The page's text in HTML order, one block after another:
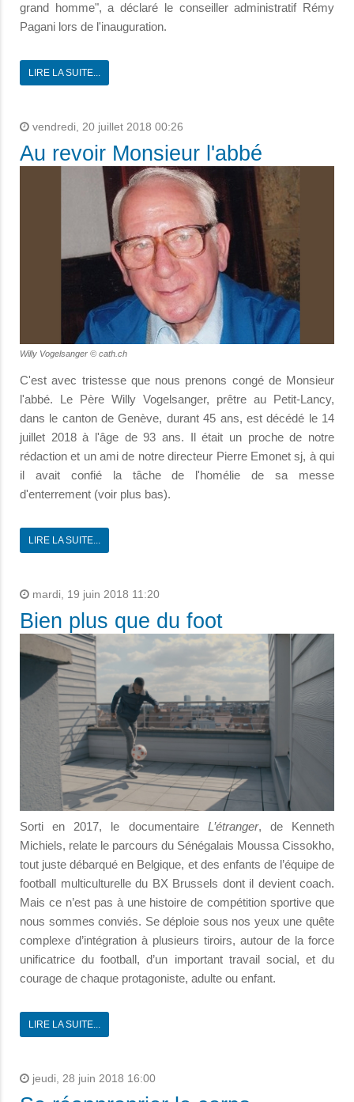
grand homme", a déclaré le conseiller administratif Rémy
Pagani lors de l'inauguration.
LIRE LA SUITE...
vendredi, 20 juillet 2018 00:26
Au revoir Monsieur l'abbé
Willy Vogelsanger © cath.ch
C'est avec tristesse que nous prenons congé de Monsieur
l'abbé. Le Père Willy Vogelsanger, prêtre au Petit-Lancy,
dans le canton de Genève, durant 45 ans, est décédé le 14
juillet 2018 à l'âge de 93 ans. Il était un proche de notre
rédaction et un ami de notre directeur Pierre Emonet sj, à qui
il avait confié la tâche de l'homélie de sa messe
d'enterrement (voir plus bas).
LIRE LA SUITE...
mardi, 19 juin 2018 11:20
Bien plus que du foot
Sorti en 2017, le documentaire L’étranger, de Kenneth
Michiels, relate le parcours du Sénégalais Moussa Cissokho,
tout juste débarqué en Belgique, et des enfants de l’équipe de
football multiculturelle du BX Brussels dont il devient coach.
Mais ce n’est pas à une histoire de compétition sportive que
nous sommes conviés. Se déploie sous nos yeux une quête
complexe d’intégration à plusieurs tiroirs, autour de la force
unificatrice du football, d’un important travail social, et du
courage de chaque protagoniste, adulte ou enfant.
LIRE LA SUITE...
jeudi, 28 juin 2018 16:00